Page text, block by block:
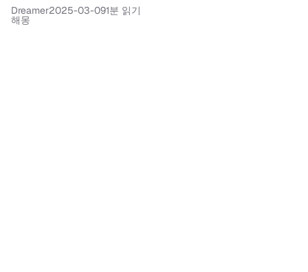
Dreamer2025-03-091분 읽기
해몽